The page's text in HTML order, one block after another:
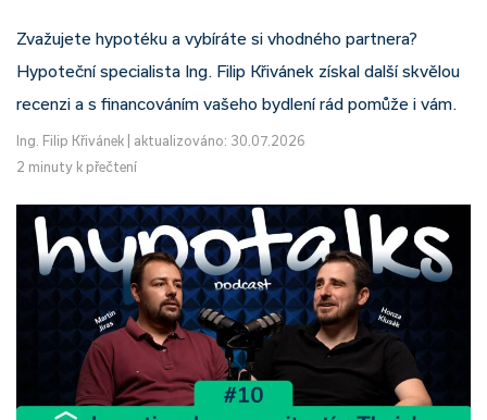
Zvažujete hypotéku a vybíráte si vhodného partnera?
Hypoteční specialista Ing. Filip Křivánek získal další skvělou
recenzi a s financováním vašeho bydlení rád pomůže i vám.
Ing. Filip Křivánek
aktualizováno: 30.07.2026
2 minuty k přečtení